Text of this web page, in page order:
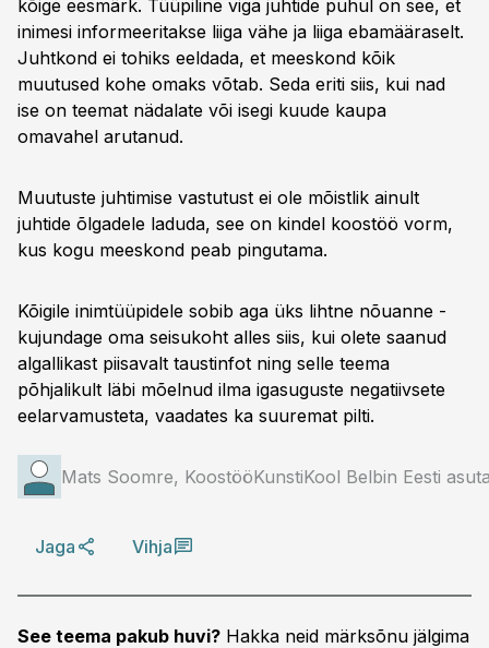
kõige eesmärk. Tüüpiline viga juhtide puhul on see, et
inimesi informeeritakse liiga vähe ja liiga ebamääraselt.
Juhtkond ei tohiks eeldada, et meeskond kõik
muutused kohe omaks võtab. Seda eriti siis, kui nad
ise on teemat nädalate või isegi kuude kaupa
omavahel arutanud.
Muutuste juhtimise vastutust ei ole mõistlik ainult
juhtide õlgadele laduda, see on kindel koostöö vorm,
kus kogu meeskond peab pingutama.
Kõigile inimtüüpidele sobib aga üks lihtne nõuanne -
kujundage oma seisukoht alles siis, kui olete saanud
algallikast piisavalt taustinfot ning selle teema
põhjalikult läbi mõelnud ilma igasuguste negatiivsete
eelarvamusteta, vaadates ka suuremat pilti.
Mats Soomre, KoostööKunstiKool Belbin Eesti
Jaga Vihja
See teema pakub huvi? Hakka neid märksõnu jälgima